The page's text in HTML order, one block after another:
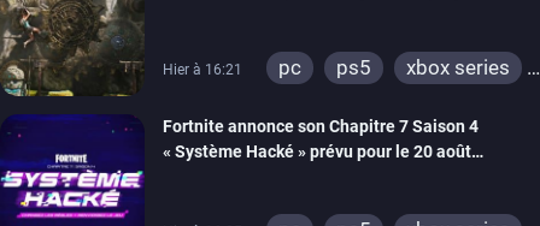
Hier à 16:21 pc ps5
xbox series
Fortnite annonce son Chapitre 7 Saison 4
« Système Hacké » prévu pour le 20 août